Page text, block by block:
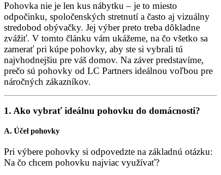
Pohovka nie je len kus nábytku – je to miesto
odpočinku, spoločenských stretnutí a často aj vizuálny
stredobod obývačky. Jej výber preto treba dôkladne
zvážiť. V tomto článku vám ukážeme, na čo všetko sa
zamerať pri kúpe pohovky, aby ste si vybrali tú
najvhodnejšiu pre váš domov. Na záver predstavíme,
prečo sú pohovky od LC Partners ideálnou voľbou pre
náročných zákazníkov.
1. Ako vybrať ideálnu pohovku do domácnosti?
A. Účel pohovky
Pri výbere pohovky si odpovedzte na základnú otázku:
Na čo chcem pohovku najviac využívať?